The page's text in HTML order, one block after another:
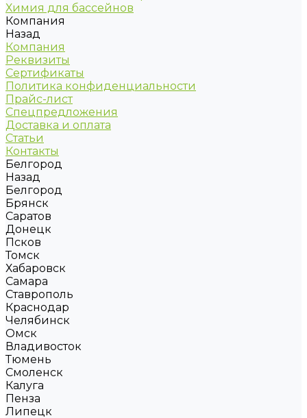
Химия для бассейнов
Компания
Назад
Компания
Реквизиты
Сертификаты
Политика конфиденциальности
Прайс-лист
Спецпредложения
Доставка и оплата
Статьи
Контакты
Белгород
Назад
Белгород
Брянск
Саратов
Донецк
Псков
Томск
Хабаровск
Самара
Ставрополь
Краснодар
Челябинск
Омск
Владивосток
Тюмень
Смоленск
Калуга
Пенза
Липецк